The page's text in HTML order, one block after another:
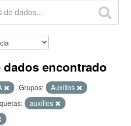
encontrado
Grupos:
Auxílios
auxílios